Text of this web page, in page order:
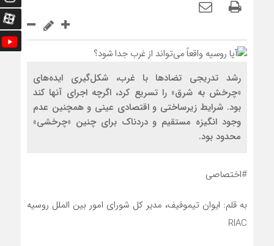
رشد تدریجی تضادها با غرب، شکل‌گیری ایده‌های
«چرخش به شرق» را تسریع کرد، اگرچه اجرای آنها کند
بود. شرایط زیرساختی و اقتصادی عینی و همچنین عدم
وجود انگیزه مستقیم و دردناک برای چنین «چرخشی»
محدود بود.
#اختصاصی
به قلم: ایوان تیموفیف، مدیر کل شورای امور بین الملل روسیه
RIAC